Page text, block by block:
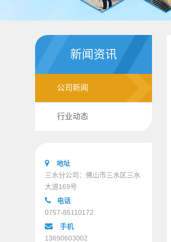
新闻资讯
公司新闻
行业动态
地址
三水分公司：佛山市三水区三水
大道169号
电话
0757-85110172
手机
13690603002